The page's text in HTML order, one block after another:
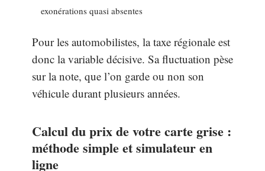
exonérations quasi absentes
Pour les automobilistes, la taxe régionale est
donc la variable décisive. Sa fluctuation pèse
sur la note, que l’on garde ou non son
véhicule durant plusieurs années.
Calcul du prix de votre carte grise :
méthode simple et simulateur en
ligne